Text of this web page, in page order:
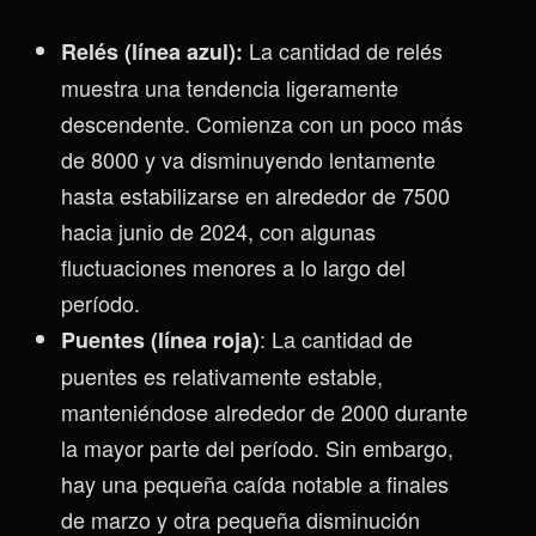
Relés (línea azul): La cantidad de relés
muestra una tendencia ligeramente
descendente. Comienza con un poco más
de 8000 y va disminuyendo lentamente
hasta estabilizarse en alrededor de 7500
hacia junio de 2024, con algunas
fluctuaciones menores a lo largo del
período.
Puentes (línea roja): La cantidad de
puentes es relativamente estable,
manteniéndose alrededor de 2000 durante
la mayor parte del período. Sin embargo,
hay una pequeña caída notable a finales
de marzo y otra pequeña disminución